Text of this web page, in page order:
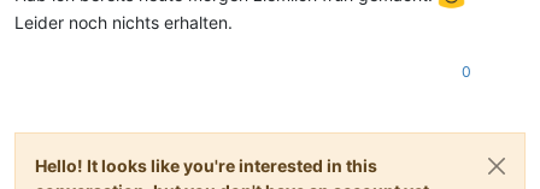
Leider noch nichts erhalten.
0
Hello! It looks like you're interested in this